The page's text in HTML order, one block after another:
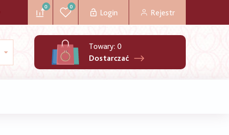
0 0
Login Rejestr
Towary: 0
Dostarczać